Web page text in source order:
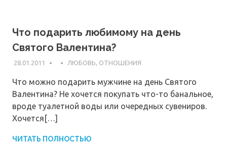
Что подарить любимому на день
Святого Валентина?
28.01.2011 ЛЮБОВЬ, ОТНОШЕНИЯ
Что можно подарить мужчине на день Святого
Валентина? Не хочется покупать что-то банальное,
вроде туалетной воды или очередных сувениров.
Хочется[…]
ЧИТАТЬ ПОЛНОСТЬЮ